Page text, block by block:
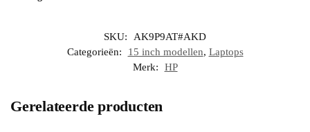
SKU:
AK9P9AT#AKD
Categorieën:
15 inch modellen, Laptops
Merk:
HP
Gerelateerde producten